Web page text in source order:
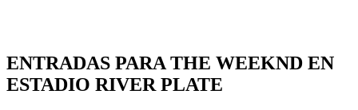
ENTRADAS PARA THE WEEKND EN
ESTADIO RIVER PLATE